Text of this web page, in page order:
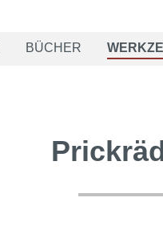
BÜCHER